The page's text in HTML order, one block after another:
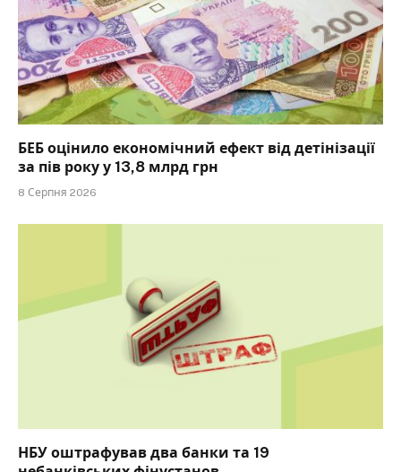
БЕБ оцінило економічний ефект від детінізації
за пів року у 13,8 млрд грн
8 Серпня 2026
НБУ оштрафував два банки та 19